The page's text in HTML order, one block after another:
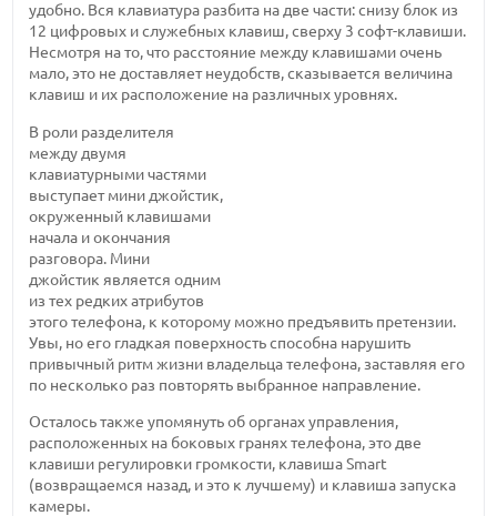
удобно. Вся клавиатура разбита на две части: снизу блок из
12 цифровых и служебных клавиш, сверху 3 софт-клавиши.
Несмотря на то, что расстояние между клавишами очень
мало, это не доставляет неудобств, сказывается величина
клавиш и их расположение на различных уровнях.
В роли разделителя
между двумя
клавиатурными частями
выступает мини джойстик,
окруженный клавишами
начала и окончания
разговора. Мини
джойстик является одним
из тех редких атрибутов
этого телефона, к которому можно предъявить претензии.
Увы, но его гладкая поверхность способна нарушить
привычный ритм жизни владельца телефона, заставляя его
по несколько раз повторять выбранное направление.
Осталось также упомянуть об органах управления,
расположенных на боковых гранях телефона, это две
клавиши регулировки громкости, клавиша Smart
(возвращаемся назад, и это к лучшему) и клавиша запуска
камеры.